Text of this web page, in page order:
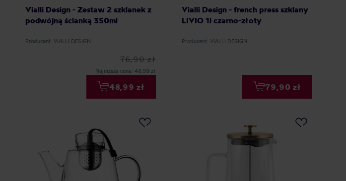
Vialli Design - Zestaw 2 szklanek z
podwójną ścianką 350ml
Producent: VIALLI DESIGN
76,90 zł
Najniższa cena: 48,99 zł
48,99 zł
Vialli Design - french press szklany
LIVIO 1l czarno-złoty
Producent: VIALLI DESIGN
79,90 zł